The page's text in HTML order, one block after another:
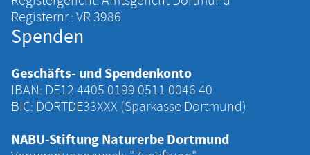
Registernr.: VR 3986
Spenden
Geschäfts- und Spendenkonto
IBAN: DE12 4405 ‍0199 ‍0511 ‍0046 ‍40
BIC: DORTDE33XXX (Sparkasse Dortmund)
NABU-Stiftung Naturerbe Dortmund